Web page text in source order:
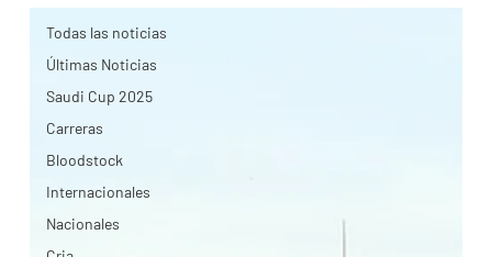
Todas las noticias
Últimas Noticias
Saudi Cup 2025
Carreras
Bloodstock
Internacionales
Nacionales